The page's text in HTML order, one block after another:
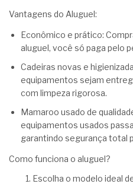
Vantagens do Aluguel:
Econômico e prático:
aluguel, você só paga pelo
Cadeiras novas e
equipamentos sejam
com limpeza rigorosa.
Mamaroo usado de
equipamentos usados
garantindo segurança total
Como funciona o aluguel?
Escolha o modelo ideal